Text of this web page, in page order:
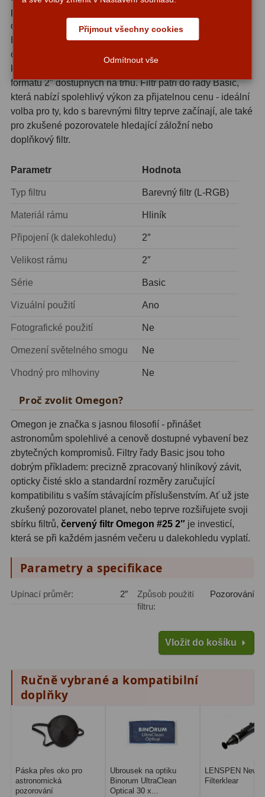
Adaptéry T239
Filtry Pass 6
Filtry Block
Filtry Clip 5
Filtry CCD Hα, OIII
Filtrová kola a rámy
Rovnače a reduktory
Zaostření11
78
Helical výtahy11
Okulárové výtahy44
Adaptéry k okulárovým
výtahům8
Primární zrcadla9
Sekundární zrcadla6
Příslušenství
Redukce 1,25" a 2" 17
Zrcátka a hranoly2
Výtahy a ostření 1
Hledáčky32
Čištění28
18
Montáže99
Azimutální AZ6
pouzdra formátu 2″, které se standardně šroubuje do
objímky okulárů nebo do nosepiece dalekohledu.
Hliníkový materiál rámu zajišťuje dlouhou životnost a
odolnost vůči každodennímu používání. Závit je
kompatibilní s drtivou většinou okularů a příslušenství
formátu 2″ dostupných na trhu. Filtr patří do řady Basic,
která nabízí spolehlivý výkon za přijatelnou cenu - ideální
volba pro ty, kdo s barevnými filtry teprve začínají, ale také
pro zkušené pozorovatele hledající záložní nebo
doplňkový filtr.
Parametr Hodnota
Typ filtru Barevný filtr (L-RGB)
Materiál rámu Hliník
Připojení (k dalekohledu) 2″
Velikost rámu 2″
Série Basic
Vizuální použití Ano
Fotografické použití Ne
Omezení světelného smogu Ne
Vhodný pro mlhoviny Ne
Proč zvolit Omegon?
Omegon je značka s jasnou filosofií - přinášet
astronomům spolehlivé a cenově dostupné vybavení bez
zbytečných kompromisů. Filtry řady Basic jsou toho
dobrým příkladem: precizně zpracovaný hliníkový závit,
opticky čisté sklo a standardní rozměry zaručující
kompatibilitu s vaším stávajícím příslušenstvím. Ať už jste
zkušený pozorovatel planet, nebo teprve rozšiřujete svoji
sbírku filtrů, červený filtr Omegon #25 2″ je investicí,
která se při každém jasném večeru u dalekohledu vyplatí.
Parametry a specifikace
Upínací průměr: 2″
Způsob použití
filtru:
Pozorování
Vložit do košíku
Ručně vybrané a kompatibilní
doplňky
Páska přes oko pro
astronomická
pozorování
Ubrousek na optiku
Binorum UltraClean
Optical 30 x...
LENSPEN New
Filterklear
Přijmout všechny cookies
Odmítnout vše